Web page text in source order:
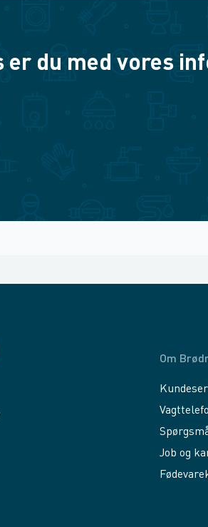
du med vores
Om
Job og